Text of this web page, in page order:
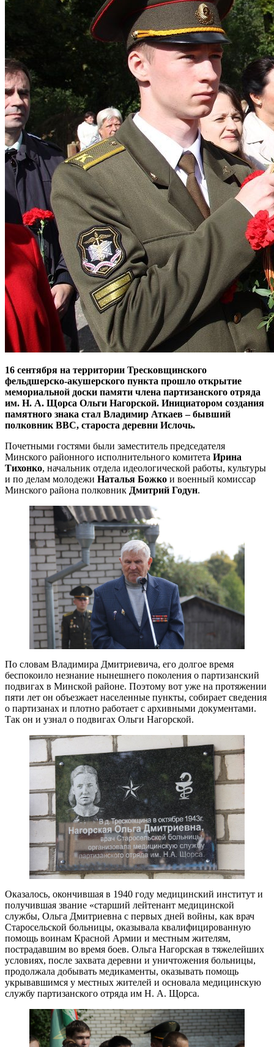
16 сентября на территории Тресковщинского
фельдшерско-акушерского пункта прошло открытие
мемориальной доски памяти члена партизанского отряда
им. Н. А. Щорса Ольги Нагорской. Инициатором создания
памятного знака стал Владимир Аткаев – бывший
полковник ВВС, староста деревни Ислочь.
Почетными гостями были заместитель председателя
Минского районного исполнительного комитета Ирина
Тихонко, начальник отдела идеологической работы, культуры
и по делам молодежи Наталья Божко и военный комиссар
Минского района полковник Дмитрий Годун.
По словам Владимира Дмитриевича, его долгое время
беспокоило незнание нынешнего поколения о партизанский
подвигах в Минской районе. Поэтому вот уже на протяжении
пяти лет он объезжает населенные пункты, собирает сведения
о партизанах и плотно работает с архивными документами.
Так он и узнал о подвигах Ольги Нагорской.
Оказалось, окончившая в 1940 году медицинский институт и
получившая звание «старший лейтенант медицинской
службы, Ольга Дмитриевна с первых дней войны, как врач
Старосельской больницы, оказывала квалифицированную
помощь воинам Красной Армии и местным жителям,
пострадавшим во время боев. Ольга Нагорская в тяжелейших
условиях, после захвата деревни и уничтожения больницы,
продолжала добывать медикаменты, оказывать помощь
укрывавшимся у местных жителей и основала медицинскую
службу партизанского отряда им Н. А. Щорса.